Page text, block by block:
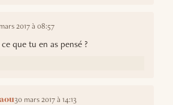
2017 à 08:57
que tu en as pensé ?
30 mars 2017 à 14:13